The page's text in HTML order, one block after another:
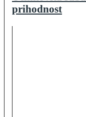
prihodnost